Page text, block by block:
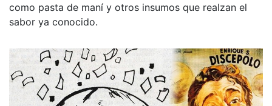
como pasta de maní y otros insumos que realzan el
sabor ya conocido.